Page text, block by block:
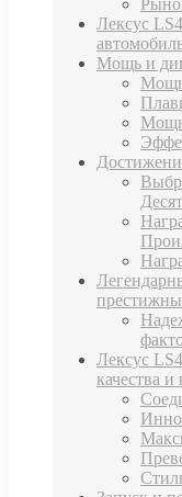
Лексус
Мощь и
Лексус
качества и